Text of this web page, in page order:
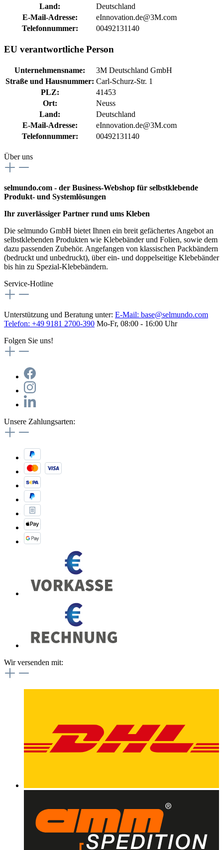
Land:
Deutschland
E-Mail-Adresse:
eInnovation.de@3M.com
Telefonnummer:
00492131140
EU verantwortliche Person
Unternehmensname:
3M Deutschland GmbH
Straße und Hausnummer: Carl-Schurz-Str. 1
PLZ:
41453
Ort:
Neuss
Land:
Deutschland
E-Mail-Adresse:
eInnovation.de@3M.com
Telefonnummer:
00492131140
Über uns
selmundo.com - der Business-Webshop für selbstklebende
Produkt- und Systemlösungen
Ihr zuverlässiger Partner rund ums Kleben
Die selmundo GmbH bietet Ihnen ein breit gefächertes Angebot an
selbstklebenden Produkten wie Klebebänder und Folien, sowie dem
dazu passenden Zubehör. Angefangen von klassischen Packbändern
(bedruckt und unbedruckt), über ein- und doppelseitige Klebebänder
bis hin zu Spezial-Klebebändern.
Service-Hotline
Unterstützung und Beratung unter: E-Mail: base@selmundo.com
Telefon: +49 9181 2700-390 Mo-Fr, 08:00 - 16:00 Uhr
Folgen Sie uns!
Unsere Zahlungsarten:
Wir versenden mit: